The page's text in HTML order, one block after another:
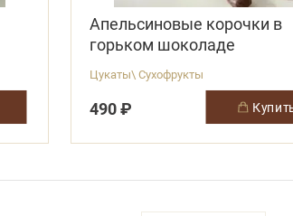
Апельсиновые корочки в
горьком шоколаде
Цукаты\ Сухофрукты
490 ₽